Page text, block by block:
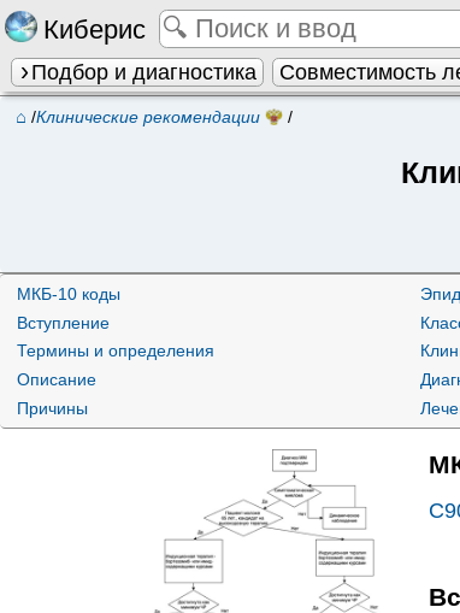
Киберис
Подбор и диагностика Совместимость
⌂ /Клинические рекомендации /
МКБ-10 коды
Вступление
Термины и определения
Описание
Причины